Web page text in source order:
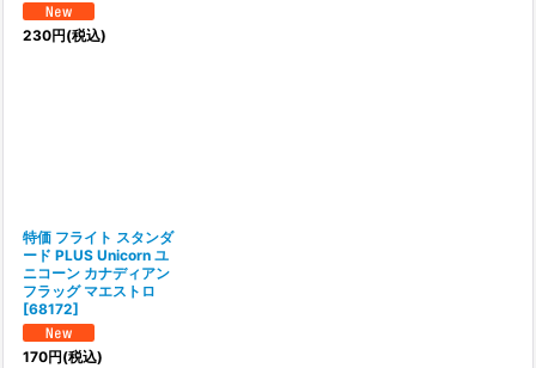
230円(税込)
特価 フライト スタンダ
ード PLUS Unicorn ユ
ニコーン カナディアン
フラッグ マエストロ
[68172]
170円(税込)